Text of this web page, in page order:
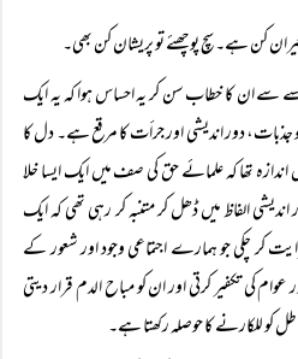
کن ہے۔ سچ پوچھئے تو پریشان کن بھی۔
سے ان کا خطاب سن کر یہ احساس ہوا کہ یہ ایک
جو جذبات، دور اندیشی اور جرأت کا مرقع ہے۔ دل کا
تھا کہ علمائے حق کی صف میں ایک ایسا خلا
الفاظ میں ڈھل کر متنبہ کر رہی تھی کہ ایک
کر چکی جو ہمارے اجتماعی وجود اور شعور کے
کی تکفیر کرتی اور ان کو مباح الدم قرار دیتی
کو للکارنے کا حوصلہ رکھتا ہے۔